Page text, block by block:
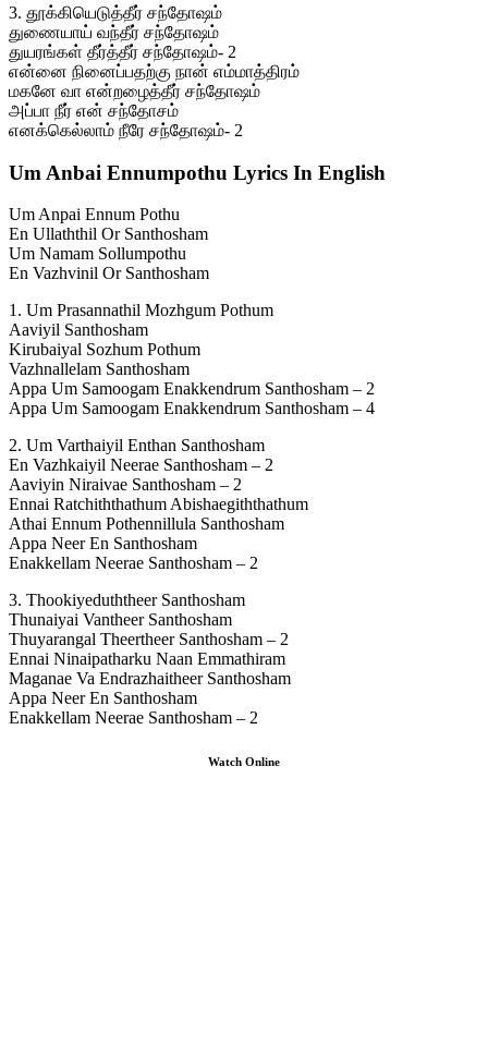
3. தூக்கியெடுத்தீர் சந்தோஷம்
துணையாய் வந்தீர் சந்தோஷம்
துயரங்கள் தீர்த்தீர் சந்தோஷம்- 2
என்னை நினைப்பதற்கு நான் எம்மாத்திரம்
மகனே வா என்றழைத்தீர் சந்தோஷம்
அப்பா நீர் என் சந்தோசம்
எனக்கெல்லாம் நீரே சந்தோஷம்- 2
Um Anbai Ennumpothu Lyrics In English
Um Anpai Ennum Pothu
En Ullaththil Or Santhosham
Um Namam Sollumpothu
En Vazhvinil Or Santhosham
1. Um Prasannathil Mozhgum Pothum
Aaviyil Santhosham
Kirubaiyal Sozhum Pothum
Vazhnallelam Santhosham
Appa Um Samoogam Enakkendrum Santhosham – 2
Appa Um Samoogam Enakkendrum Santhosham – 4
2. Um Varthaiyil Enthan Santhosham
En Vazhkaiyil Neerae Santhosham – 2
Aaviyin Niraivae Santhosham – 2
Ennai Ratchiththathum Abishaegiththathum
Athai Ennum Pothennillula Santhosham
Appa Neer En Santhosham
Enakkellam Neerae Santhosham – 2
3. Thookiyeduththeer Santhosham
Thunaiyai Vantheer Santhosham
Thuyarangal Theertheer Santhosham – 2
Ennai Ninaipatharku Naan Emmathiram
Maganae Va Endrazhaitheer Santhosham
Appa Neer En Santhosham
Enakkellam Neerae Santhosham – 2
Watch Online